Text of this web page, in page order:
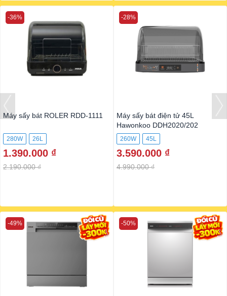
Máy sấy bát ROLER RDD-1111
280W 26L
1.390.000 ₫
2.190.000 ₫
-36%
Máy sấy bát điện tử 45L
Hawonkoo DDH2020/202
260W 45L
3.590.000 ₫
4.990.000 ₫
-28%
-49% -50%